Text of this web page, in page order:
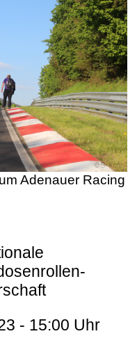
Adenauer Racing
- 15:00 Uhr